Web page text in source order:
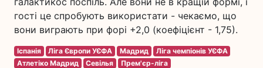
гості це спробують використати - чекаємо, що
вони виграють при форі +2,0 (коефіцієнт - 1,75).
Іспанія Ліга Європи УЄФА Мадрид
Ліга чемпіонів УЄФА
Атлетіко Мадрид
Севілья
Прем'єр-ліга